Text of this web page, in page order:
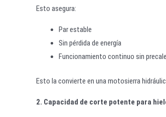
Esto asegura:
Par estable
Sin pérdida de energía
Funcionamiento continuo sin
Esto la convierte en una motosierra
2. Capacidad de corte potente para